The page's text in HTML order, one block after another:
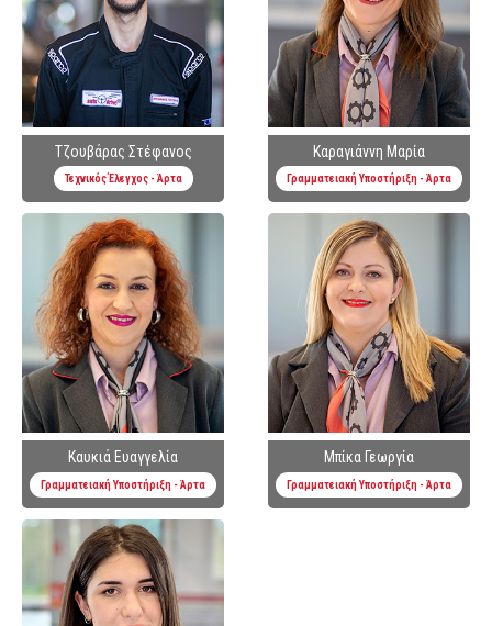
Τζουβάρας Στέφανος
Τεχνικός Έλεγχος - Άρτα
Καραγιάννη Μαρία
Γραμματειακή Υποστήριξη - Άρτα
Καυκιά Ευαγγελία
Γραμματειακή Υποστήριξη - Άρτα
Μπίκα Γεωργία
Γραμματειακή Υποστήριξη - Άρτα